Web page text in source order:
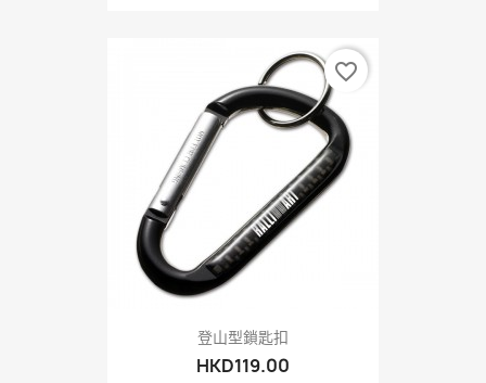
登山型鎖匙扣
HKD119.00
favorite_border